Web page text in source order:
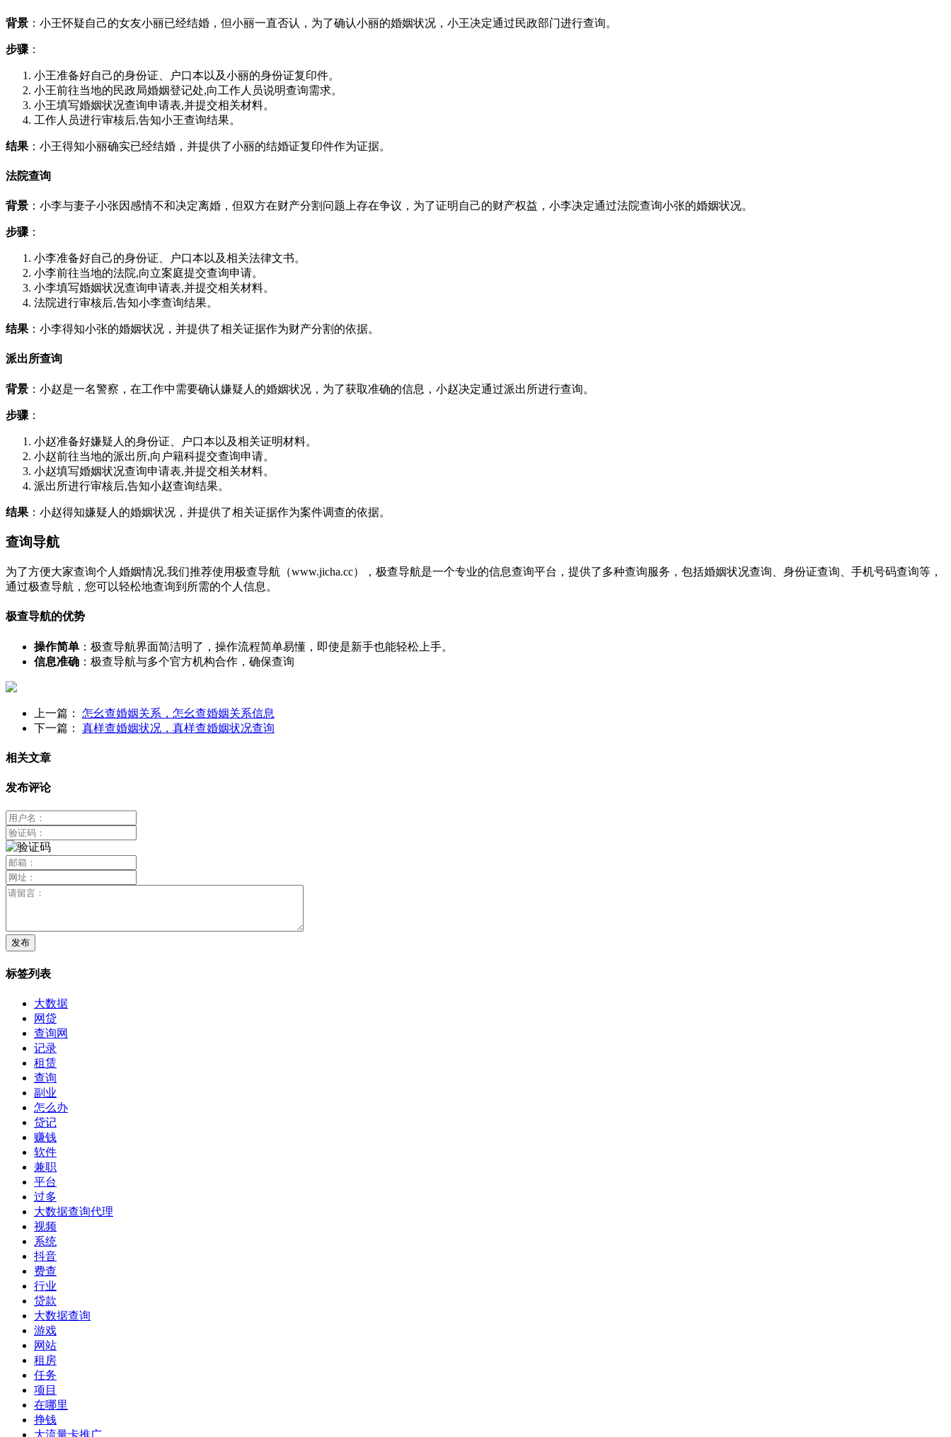
背景 ：小王怀疑自己的女友小丽已经结婚，但小丽一直否认，为了确认小丽的婚姻状况，小王决定通过民政部门进行查询。
步骤 ：
小王准备好自己的身份证、户口本以及小丽的身份证复印件。
小王前往当地的民政局婚姻登记处,向工作人员说明查询需求。
小王填写婚姻状况查询申请表,并提交相关材料。
工作人员进行审核后,告知小王查询结果。
结果 ：小王得知小丽确实已经结婚，并提供了小丽的结婚证复印件作为证据。
法院查询
背景 ：小李与妻子小张因感情不和决定离婚，但双方在财产分割问题上存在争议，为了证明自己的财产权益，小李决定通过法院查询小张的婚姻状况。
步骤 ：
小李准备好自己的身份证、户口本以及相关法律文书。
小李前往当地的法院,向立案庭提交查询申请。
小李填写婚姻状况查询申请表,并提交相关材料。
法院进行审核后,告知小李查询结果。
结果 ：小李得知小张的婚姻状况，并提供了相关证据作为财产分割的依据。
派出所查询
背景 ：小赵是一名警察，在工作中需要确认嫌疑人的婚姻状况，为了获取准确的信息，小赵决定通过派出所进行查询。
步骤 ：
小赵准备好嫌疑人的身份证、户口本以及相关证明材料。
小赵前往当地的派出所,向户籍科提交查询申请。
小赵填写婚姻状况查询申请表,并提交相关材料。
派出所进行审核后,告知小赵查询结果。
结果 ：小赵得知嫌疑人的婚姻状况，并提供了相关证据作为案件调查的依据。
查询导航
为了方便大家查询个人婚姻情况,我们推荐使用极查导航（www.jicha.cc），极查导航是一个专业的信息查询平台，提供了多种查询服务，包括婚姻状况查询、身份证查询、手机号码查询等，
通过极查导航，您可以轻松地查询到所需的个人信息。
极查导航的优势
操作简单 ：极查导航界面简洁明了，操作流程简单易懂，即使是新手也能轻松上手。
信息准确 ：极查导航与多个官方机构合作，确保查询
上一篇：
怎幺查婚姻关系，怎幺查婚姻关系信息
下一篇：
真样查婚姻状况，真样查婚姻状况查询
相关文章
发布评论
标签列表
大数据
网贷
查询网
记录
租赁
查询
副业
怎么办
贷记
赚钱
软件
兼职
平台
过多
大数据查询代理
视频
系统
抖音
费查
行业
贷款
大数据查询
游戏
网站
租房
任务
项目
在哪里
挣钱
大流量卡推广